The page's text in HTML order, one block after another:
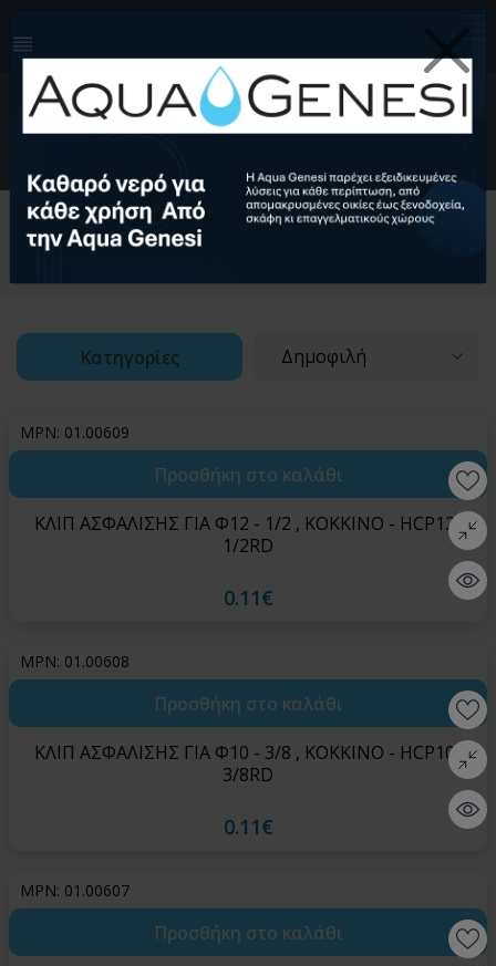
Ελληνικά (EL)
English (EN)
Αρχική Προμηθευτές CDC
Λοιπά Εξαρτήματα Fluid Fit
Κατηγορίες Δημοφιλή
MPN: 01.00609
Quick
Προσθήκη στο καλάθι
ΚΛΙΠ ΑΣΦΑΛΙΣΗΣ ΓΙΑ Φ12 - 1/2 , ΚΟΚΚΙΝΟ - HCP12-
1/2RD
0.11€
MPN: 01.00608
Quick
Προσθήκη στο καλάθι
ΚΛΙΠ ΑΣΦΑΛΙΣΗΣ ΓΙΑ Φ10 - 3/8 , ΚΟΚΚΙΝΟ - HCP10-
3/8RD
0.11€
MPN: 01.00607
Προσθήκη στο καλάθι